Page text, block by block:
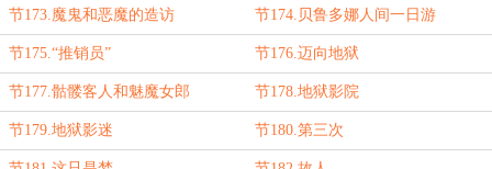
节173.魔鬼和恶魔的造访 节174.贝鲁多娜人间一日游
节175.“推销员” 节176.迈向地狱
节177.骷髅客人和魅魔女郎 节178.地狱影院
节179.地狱影迷 节180.第三次